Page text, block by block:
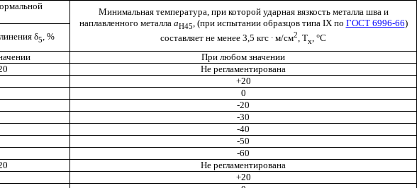
Минимальная температура, при которой ударная вязкость металла шва и
наплавленного металла aН45, (при испытании образцов типа IX по ГОСТ 6996-66)
составляет не менее 3,5 кгс ∙ м/см2, Тх, °С
δ5, %
При любом значении
Не регламентирована
+20
0
-20
-30
-40
-50
-60
Не регламентирована
+20